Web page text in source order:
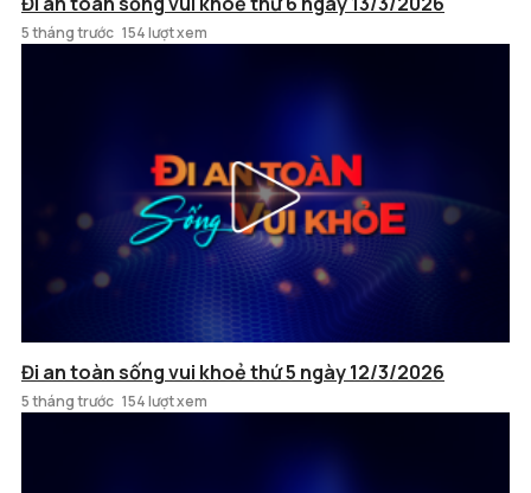
5 tháng trước 154 lượt xem
Đi an toàn sống vui khoẻ thứ 5 ngày 12/3/2026
5 tháng trước 154 lượt xem